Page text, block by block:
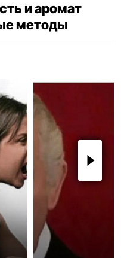
и аромат
методы